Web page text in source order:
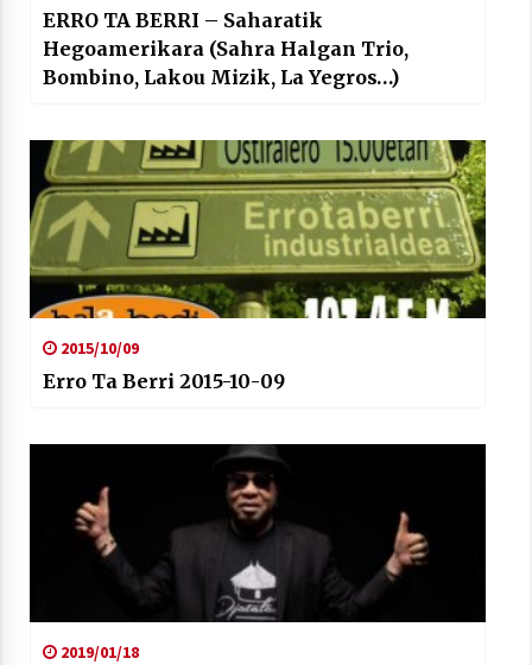
ERRO TA BERRI – Saharatik
Hegoamerikara (Sahra Halgan Trio,
Bombino, Lakou Mizik, La Yegros…)
2015/10/09
Erro Ta Berri 2015-10-09
2019/01/18